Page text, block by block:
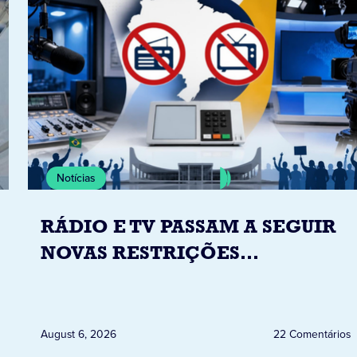
Notícias
RÁDIO E TV PASSAM A SEGUIR
NOVAS RESTRIÇÕES
August 6, 2026 22 Comentários